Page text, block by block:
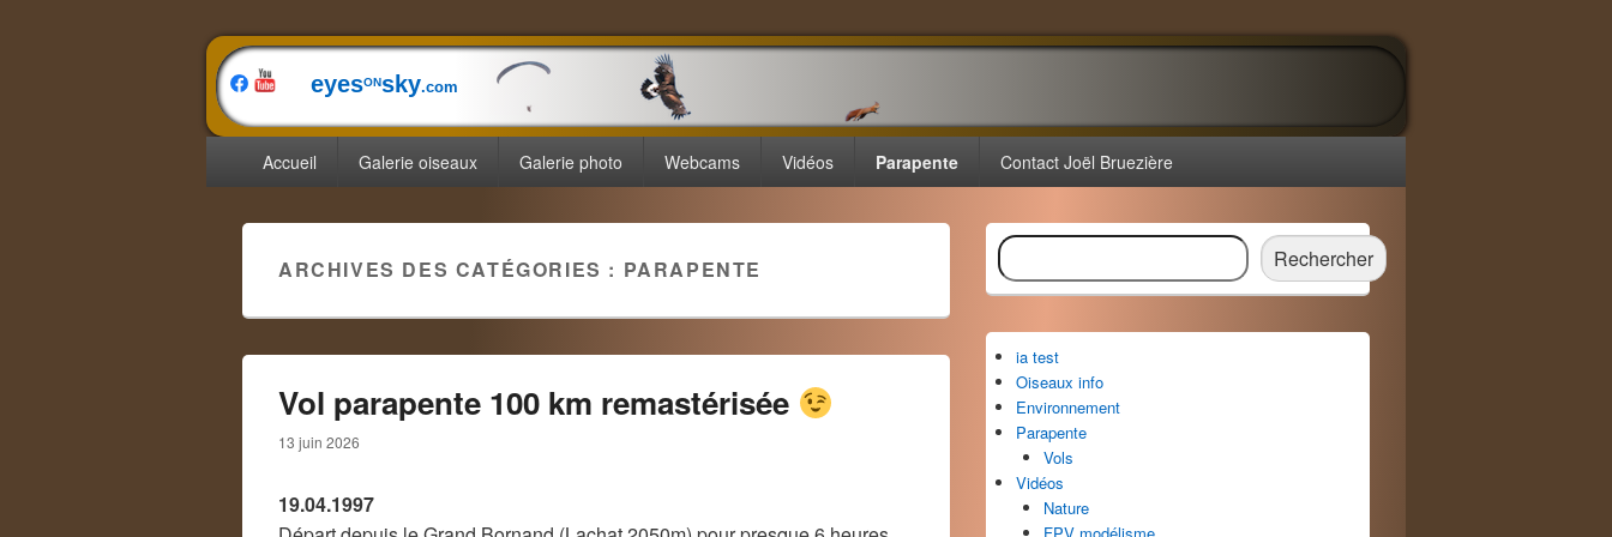
eyesONsky.com
principalAccueil Galerie oiseaux Galerie photo Webcams Vidéos Parapente Contact Joël Bruezière
ARCHIVES DES CATÉGORIES : PARAPENTE
Vol parapente 100 km remastérisée
13 juin 2026
19.04.1997
Zone
principale
de
widget
la
barre
latérale
Rechercher Rechercher
ia test
Oiseaux info
Environnement
Parapente
Vols
Vidéos
Nature